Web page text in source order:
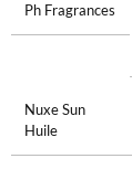
Ph Fragrances
Nuxe Sun
Huile